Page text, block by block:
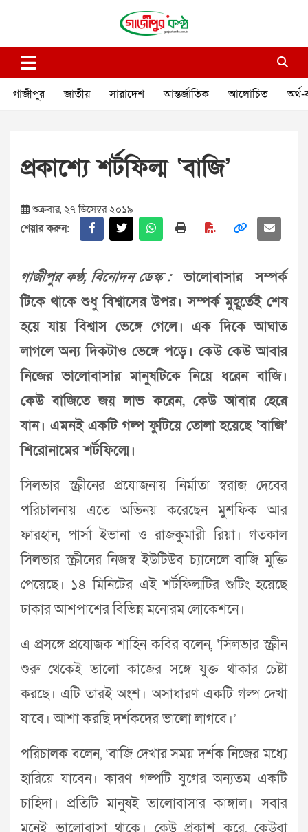
গাজীপুর কণ্ঠ
গাজীপুর জাতীয় সারাদেশ আন্তর্জাতিক আলোচিত অর্থ-
প্রকাশ্যে শর্টফিল্ম ‘বাজি’
শুক্রবার, ২৭ ডিসেম্বর ২০১৯
শেয়ার করুন:
গাজীপুর কণ্ঠ, বিনোদন ডেস্ক :ভালোবাসার সম্পর্ক
টিকে থাকে শুধু বিশ্বাসের উপর। সম্পর্ক মুহূর্তেই শেষ
হয়ে যায় বিশ্বাস ভেঙ্গে গেলে। এক দিকে আঘাত
লাগলে অন্য দিকটাও ভেঙ্গে পড়ে। কেউ কেউ আবার
নিজের ভালোবাসার মানুষটিকে নিয়ে ধরেন বাজি।
কেউ বাজিতে জয় লাভ করেন, কেউ আবার হেরে
যান। এমনই একটি গল্প ফুটিয়ে তোলা হয়েছে ‘বাজি’
শিরোনামের শর্টফিল্মে।
সিলভার স্ক্রীনের প্রযোজনায় নির্মাতা স্বরাজ দেবের
পরিচালনায় এতে অভিনয় করেছেন মুশফিক আর
ফারহান, পার্সা ইভানা ও রাজকুমারী রিয়া। গতকাল
সিলভার স্ক্রীনের নিজস্ব ইউটিউব চ্যানেলে বাজি মুক্তি
পেয়েছে। ১৪ মিনিটের এই শর্টফিল্মটির শুটিং হয়েছে
ঢাকার আশপাশের বিভিন্ন মনোরম লোকেশনে।
এ প্রসঙ্গে প্রযোজক শাহিন কবির বলেন, ‘সিলভার স্ক্রীন
শুরু থেকেই ভালো কাজের সঙ্গে যুক্ত থাকার চেষ্টা
করছে। এটি তারই অংশ। অসাধারণ একটি গল্প দেখা
যাবে। আশা করছি দর্শকদের ভালো লাগবে।’
পরিচালক বলেন, ‘বাজি দেখার সময় দর্শক নিজের মধ্যে
হারিয়ে যাবেন। কারণ গল্পটি যুগের অন্যতম একটি
চাহিদা। প্রতিটি মানুষই ভালোবাসার কাঙ্গাল। সবার